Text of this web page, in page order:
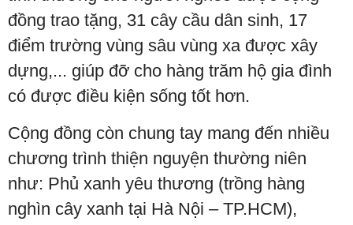
đồng trao tặng, 31 cây cầu dân sinh, 17
điểm trường vùng sâu vùng xa được xây
dựng,... giúp đỡ cho hàng trăm hộ gia đình
có được điều kiện sống tốt hơn.
Cộng đồng còn chung tay mang đến nhiều
chương trình thiện nguyện thường niên
như: Phủ xanh yêu thương (trồng hàng
nghìn cây xanh tại Hà Nội – TP.HCM),